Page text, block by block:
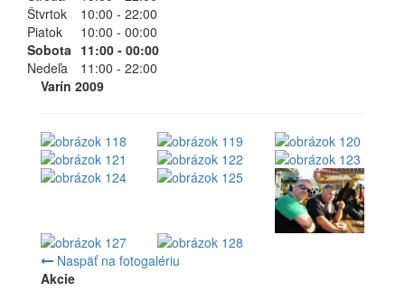
Štvrtok
10:00 - 22:00
Piatok
10:00 - 00:00
Sobota 11:00 - 00:00
Nedeľa
11:00 - 22:00
Varín 2009
Naspäť na fotogalériu
Akcie